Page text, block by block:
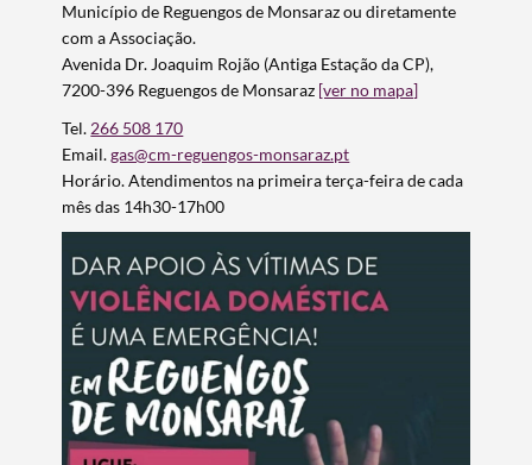
Termo de Pesquisa
Município de Reguengos de Monsaraz ou diretamente
com a Associação.
Avenida Dr. Joaquim Rojão (Antiga Estação da CP),
7200-396 Reguengos de Monsaraz [ver no mapa]
Tel. 266 508 170
Email.gas@cm-reguengos-monsaraz.pt
Horário. Atendimentos na primeira terça-feira de cada
mês das 14h30-17h00